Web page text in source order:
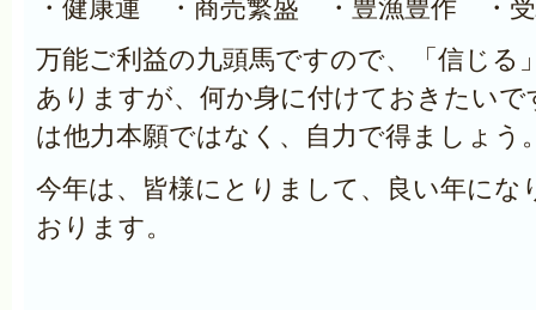
・健康運 ・商売繁盛 ・豊漁豊作 ・受
万能ご利益の九頭馬ですので、「信じる
ありますが、何か身に付けておきたいで
は他力本願ではなく、自力で得ましょう
今年は、皆様にとりまして、良い年にな
おります。